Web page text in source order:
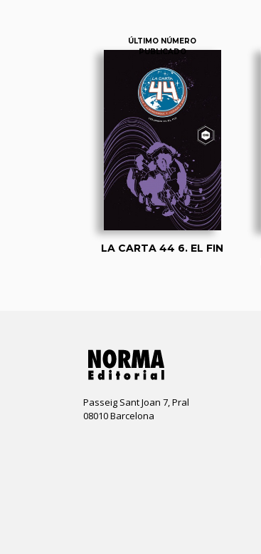
ÚLTIMO NÚMERO
PUBLICADO
LA CARTA 44 6. EL FIN
Passeig Sant Joan 7, Pral
08010 Barcelona